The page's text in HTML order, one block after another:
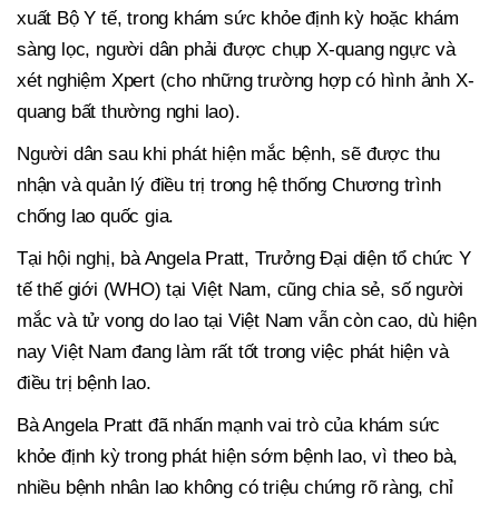
xuất Bộ Y tế, trong khám sức khỏe định kỳ hoặc khám
sàng lọc, người dân phải được chụp X-quang ngực và
xét nghiệm Xpert (cho những trường hợp có hình ảnh X-
quang bất thường nghi lao).
Người dân sau khi phát hiện mắc bệnh, sẽ được thu
nhận và quản lý điều trị trong hệ thống Chương trình
chống lao quốc gia.
Tại hội nghị, bà Angela Pratt, Trưởng Đại diện tổ chức Y
tế thế giới (WHO) tại Việt Nam, cũng chia sẻ, số người
mắc và tử vong do lao tại Việt Nam vẫn còn cao, dù hiện
nay Việt Nam đang làm rất tốt trong việc phát hiện và
điều trị bệnh lao.
Bà Angela Pratt đã nhấn mạnh vai trò của khám sức
khỏe định kỳ trong phát hiện sớm bệnh lao, vì theo bà,
nhiều bệnh nhân lao không có triệu chứng rõ ràng, chỉ